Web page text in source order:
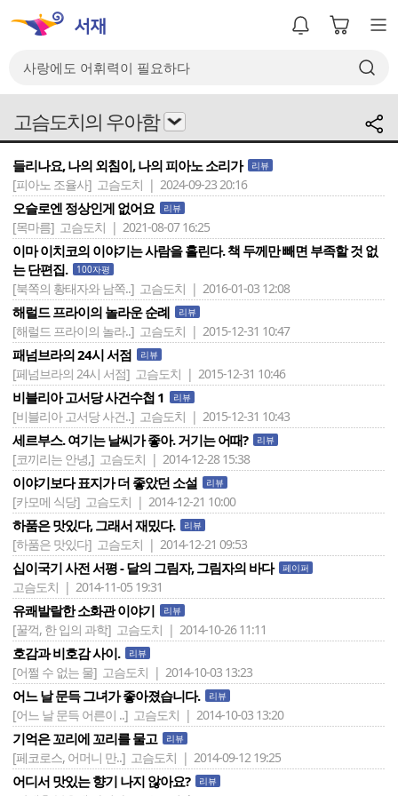
고슴도치의 우아함
들리나요, 나의 외침이, 나의 피아노 소리가 리뷰
[피아노 조율사] 고슴도치 | 2024-09-23 20:16
오슬로엔 정상인게 없어요 리뷰
[목마름] 고슴도치 | 2021-08-07 16:25
이마 이치코의 이야기는 사람을 홀린다. 책 두께만 빼면 부족할 것 없
는 단편집.
100자평
[북쪽의 황태자와 남쪽..] 고슴도치 | 2016-01-03 12:08
해럴드 프라이의 놀라운 순례 리뷰
[해럴드 프라이의 놀라..] 고슴도치 | 2015-12-31 10:47
패넘브라의 24시 서점 리뷰
[페넘브라의 24시 서점] 고슴도치 | 2015-12-31 10:46
비블리아 고서당 사건수첩 1 리뷰
[비블리아 고서당 사건..] 고슴도치 | 2015-12-31 10:43
세르부스. 여기는 날씨가 좋아. 거기는 어때? 리뷰
[코끼리는 안녕,] 고슴도치 | 2014-12-28 15:38
이야기보다 표지가 더 좋았던 소설 리뷰
[카모메 식당] 고슴도치 | 2014-12-21 10:00
하품은 맛있다, 그래서 재밌다. 리뷰
[하품은 맛있다] 고슴도치 | 2014-12-21 09:53
십이국기 사전 서평 - 달의 그림자, 그림자의 바다 페이퍼
고슴도치 | 2014-11-05 19:31
유쾌발랄한 소화관 이야기 리뷰
[꿀꺽, 한 입의 과학] 고슴도치 | 2014-10-26 11:11
호감과 비호감 사이. 리뷰
[어쩔 수 없는 물] 고슴도치 | 2014-10-03 13:23
어느 날 문득 그녀가 좋아졌습니다. 리뷰
[어느 날 문득 어른이 ..] 고슴도치 | 2014-10-03 13:20
기억은 꼬리에 꼬리를 물고 리뷰
[페코로스, 어머니 만..] 고슴도치 | 2014-09-12 19:25
어디서 맛있는 향기 나지 않아요? 리뷰